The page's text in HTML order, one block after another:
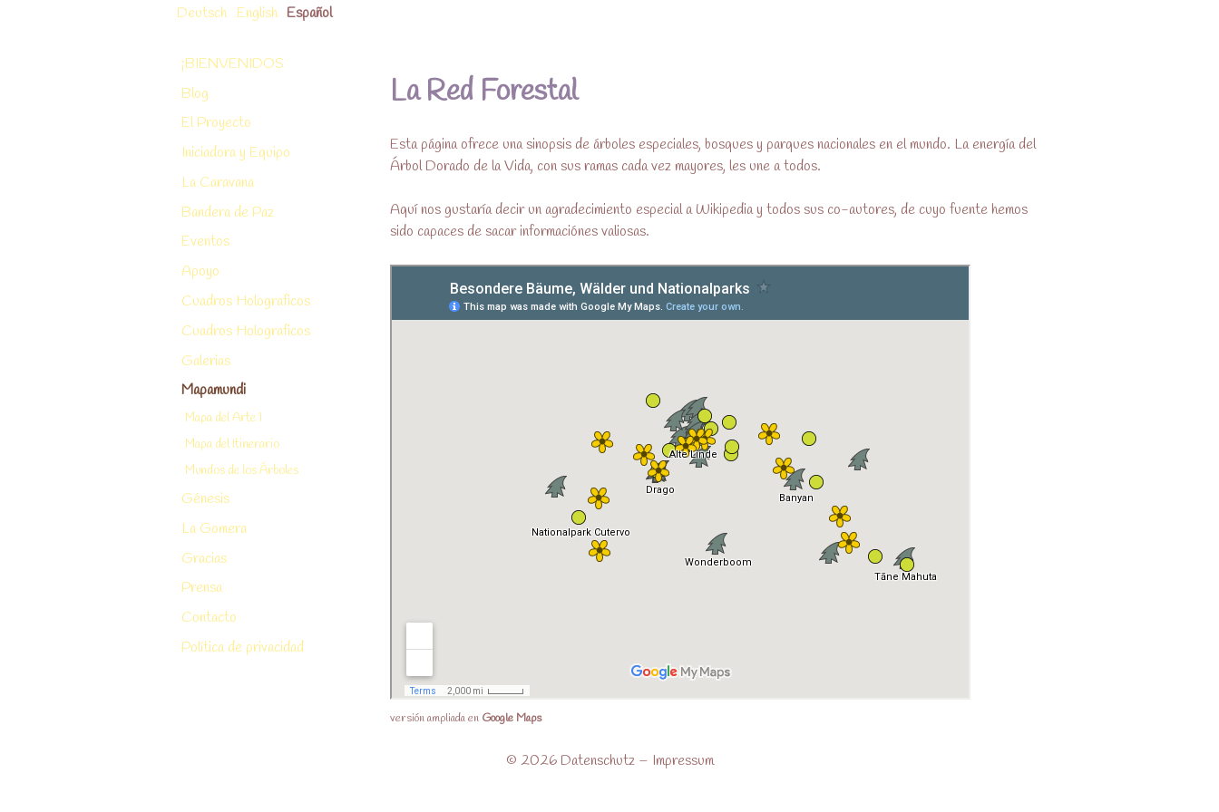
Deutsch English Español
¡BIENVENIDOS
Blog
El Proyecto
Iniciadora y Equipo
La Caravana
Bandera de Paz
Eventos
Apoyo
Cuadros Holograficos
Cuadros Holograficos
Galerias
Mapamundi
Mapa del Arte 1
Mapa del Itinerario
Mundos de los Árboles
Génesis
La Gomera
Gracias
Prensa
Contacto
Política de privacidad
La Red Forestal
Esta página ofrece una sinopsis de árboles especiales, bosques y parques nacionales en el mundo. La energía del
Árbol Dorado de la Vida, con sus ramas cada vez mayores, les une a todos.
Aquí nos gustaría decir un agradecimiento especial a Wikipedia y todos sus co-autores, de cuyo fuente hemos
sido capaces de sacar informaciónes valiosas.
versión ampliada en Google Maps
© 2026 Datenschutz– Impressum